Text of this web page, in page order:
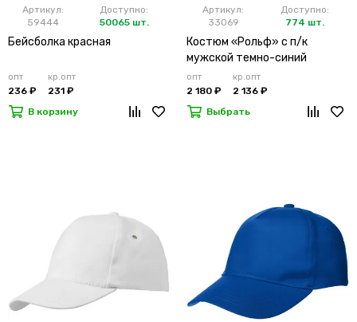
Артикул:
59444
Доступно:
50065 шт.
Бейсболка красная
опт
236 ₽
кр.опт
231 ₽
В корзину
Артикул:
33069
Доступно:
774 шт.
Костюм «Рольф» с п/к
мужской темно-синий
опт
2 180 ₽
кр.опт
2 136 ₽
Выбрать